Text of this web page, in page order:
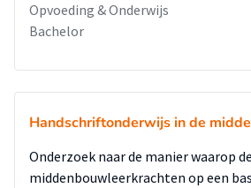
Opvoeding & Onderwijs
Bachelor
Handschriftonderwijs in de
Onderzoek naar de manier waarop de
middenbouwleerkrachten op een